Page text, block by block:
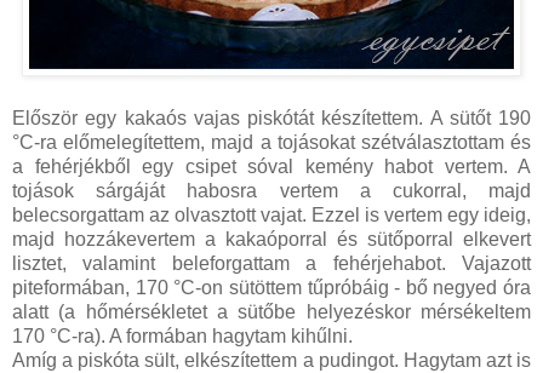
Először egy kakaós vajas piskótát készítettem. A sütőt 190
°C-ra előmelegítettem, majd a tojásokat szétválasztottam és
a fehérjékből egy csipet sóval kemény habot vertem. A
tojások sárgáját habosra vertem a cukorral, majd
belecsorgattam az olvasztott vajat. Ezzel is vertem egy ideig,
majd hozzákevertem a kakaóporral és sütőporral elkevert
lisztet, valamint beleforgattam a fehérjehabot. Vajazott
piteformában, 170 °C-on sütöttem tűpróbáig - bő negyed óra
alatt (a hőmérsékletet a sütőbe helyezéskor mérsékeltem
170 °C-ra). A formában hagytam kihűlni.
Amíg a piskóta sült, elkészítettem a pudingot. Hagytam azt is